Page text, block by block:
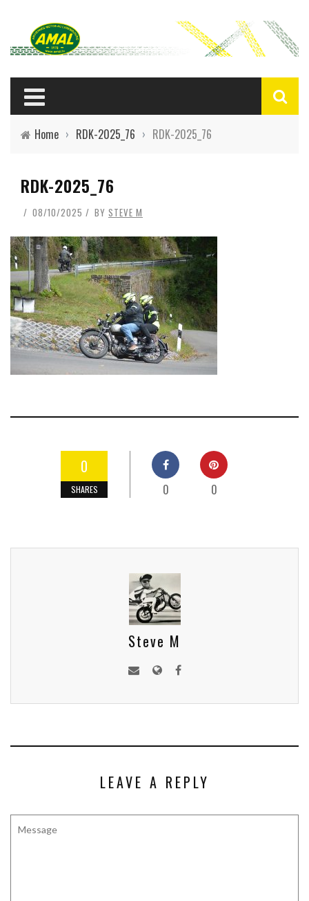
Home › RDK-2025_76 › RDK-2025_76
RDK-2025_76
08/10/2025 BY STEVE M
0
SHARES 0 0
Steve M
LEAVE A REPLY